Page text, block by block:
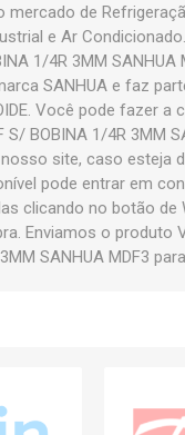
mercado de
e Ar
1/4R 3MM SANHUA
SANHUA e faz
Você pode fazer a
S/ BOBINA 1/4R 3MM
site, caso esteja
pode entrar em
clicando no botão de
Enviamos o produto
SANHUA MDF3